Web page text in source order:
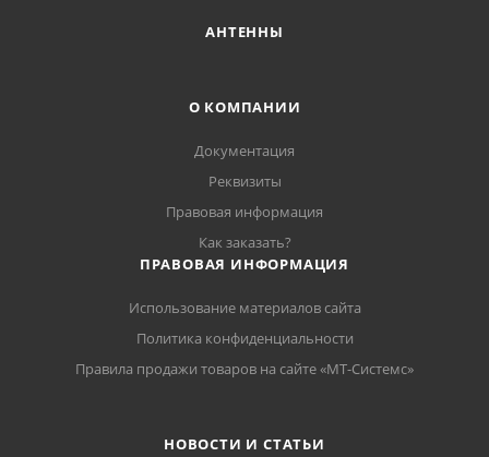
АНТЕННЫ
О КОМПАНИИ
Документация
Реквизиты
Правовая информация
Как заказать?
ПРАВОВАЯ ИНФОРМАЦИЯ
Использование материалов сайта
Политика конфиденциальности
Правила продажи товаров на сайте «МТ-Системс»
НОВОСТИ И СТАТЬИ